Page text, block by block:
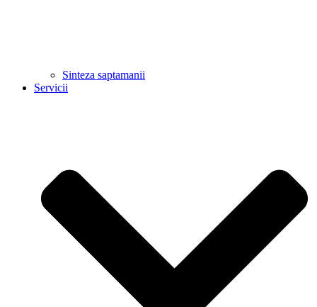
Sinteza saptamanii
Servicii